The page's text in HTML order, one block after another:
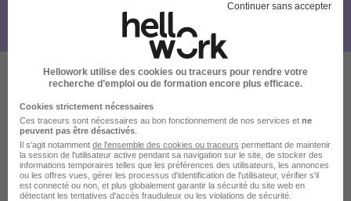
Ces offres pourraient aussi
vous intéresser
Continuer sans accepter
Hellowork utilise des cookies ou traceurs pour rendre votre
recherche d’emploi ou de formation encore plus efficace.
Cookies strictement nécessaires
Ces traceurs sont nécessaires au bon fonctionnement de nos services et ne
peuvent pas être désactivés
Il s'agit notamment de l'ensemble des cookies ou traceurs permettant de maintenir
la session de l'utilisateur active pendant sa navigation sur le site, de stocker des
informations temporaires telles que les préférences des utilisateurs, les annonces
ou les offres vues, gérer les processus d'identification de l'utilisateur, vérifier s'il
est connecté ou non, et plus globalement garantir la sécurité du site web en
détectant les tentatives d'accès frauduleux ou les violations de sécurité.